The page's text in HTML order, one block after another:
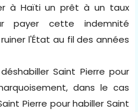
à Haïti un prêt à un taux
payer cette indemnité
l'État au fil des années
Saint Pierre pour
dans le cas
Pierre pour habiller Saint